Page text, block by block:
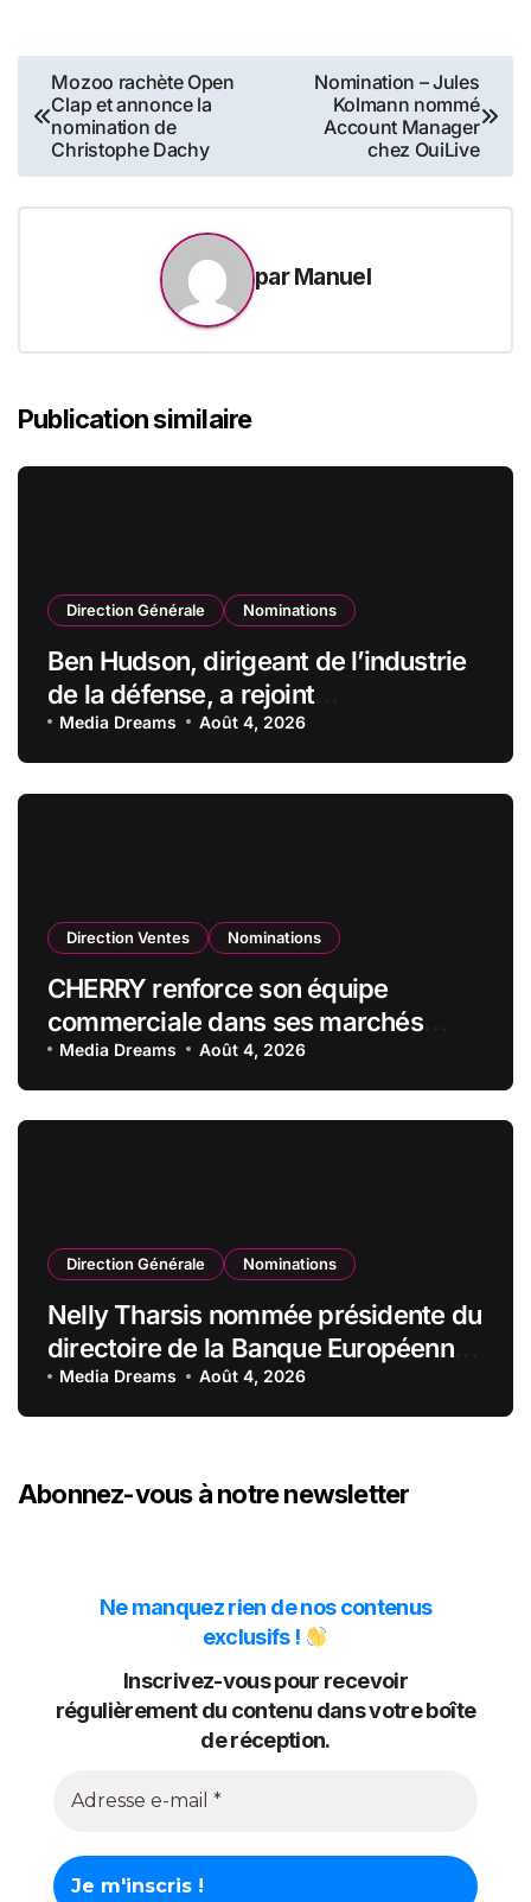
Navigation
de
l’article
Mozoo rachète Open
Clap et annonce la
nomination de
Christophe Dachy
Nomination – Jules
Kolmann nommé
Account Manager
chez OuiLive
parManuel
Publication similaire
Direction Générale Nominations
Ben Hudson, dirigeant de l’industrie
de la défense, a rejoint
CZECHOSLOVAK GROUP (CSG) en
qualité de vice-président du conseil
d’administration
Media Dreams Août 4, 2026
Direction Ventes Nominations
CHERRY renforce son équipe
commerciale dans ses marchés
stratégiques
Media Dreams Août 4, 2026
Direction Générale Nominations
Nelly Tharsis nommée présidente du
directoire de la Banque Européenne
du Crédit Mutuel
Media Dreams Août 4, 2026
Abonnez-vous à notre newsletter
Ne manquez rien de nos contenus
exclusifs !
Inscrivez-vous pour recevoir
régulièrement du contenu dans votre boîte
de réception.